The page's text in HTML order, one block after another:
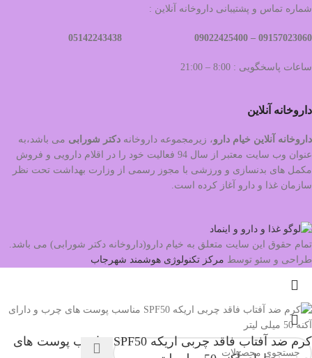
شماره تماس و پشتیبانی داروخانه آنلاین :
09157023060 –
ساعات پاسخگویی : 8:00 – 21:00
داروخانه آنلاین
داروخانه آنلاین خیام دارو، زیرمجموعه داروخانه دکتر شورابی می باشد،به
عنوان وب سایت معتبر از سال 94 فعالیت خود را در اقلام دارویی و فروش
مکمل های بدنسازی و ورزشی با مجوز رسمی از وزارت بهداشت تحت نظر
سازمان غذا و دارو آغاز کرده است.
تمام حقوق این سایت متعلق به خیام دارو(داروخانه دکتر شورابی) می باشد.
طراحی و سئو توسط مرکز تکنولوژی هوشمند شهرجاب
کرم ضد آفتاب فاقد چربی اریکه SPF50 مناسب پوست های